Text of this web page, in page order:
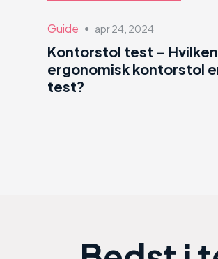
Guide ● apr 24, 2024
Kontorstol test – Hvilken
ergonomisk kontorstol
test?